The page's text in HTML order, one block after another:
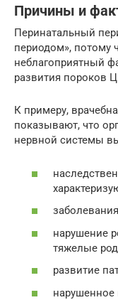
Причины и
Перинатальный
периодом», потому
неблагоприятный
развития пороков
К примеру,
показывают, что
нервной системы
нарушение
тяжелые
развитие
нарушенное